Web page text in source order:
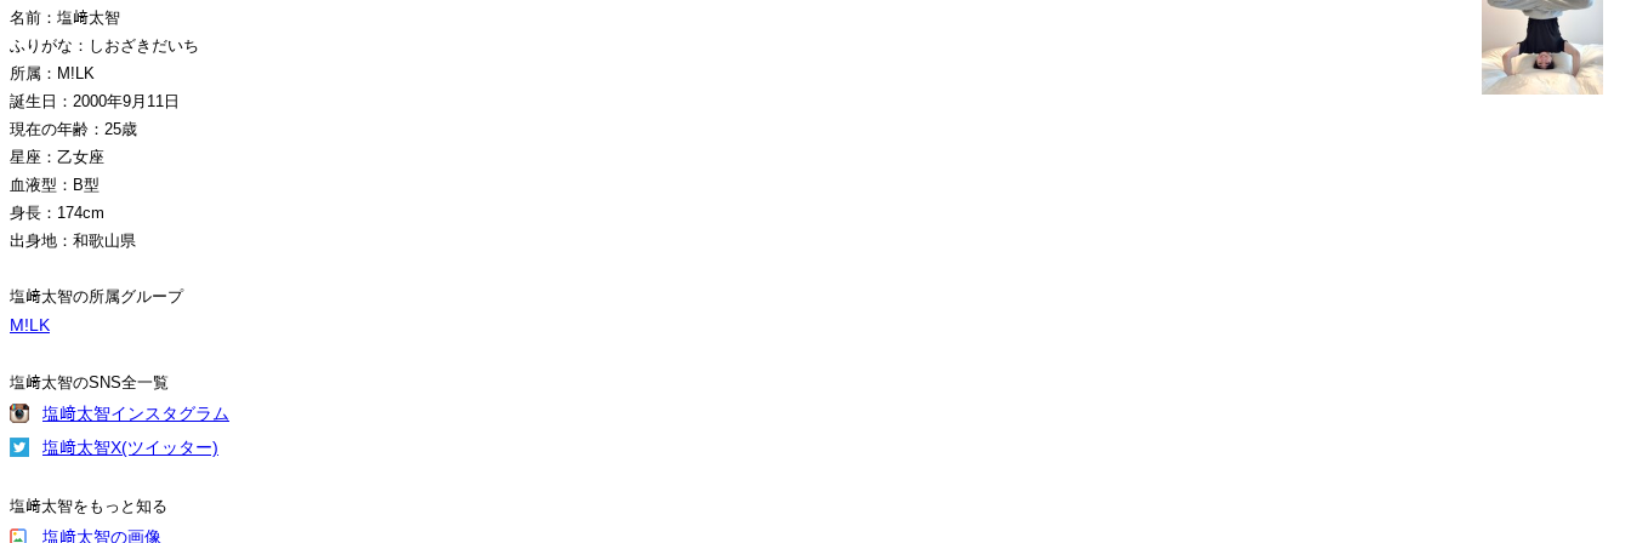
名前：塩﨑太智
ふりがな：しおざきだいち
所属：M!LK
誕生日：2000年9月11日
現在の年齢：25歳
星座：乙女座
血液型：B型
身長：174cm
出身地：和歌山県
塩﨑太智の所属グループ
M!LK
塩﨑太智のSNS全一覧
塩﨑太智インスタグラム
塩﨑太智X(ツイッター)
塩﨑太智をもっと知る
塩﨑太智の画像